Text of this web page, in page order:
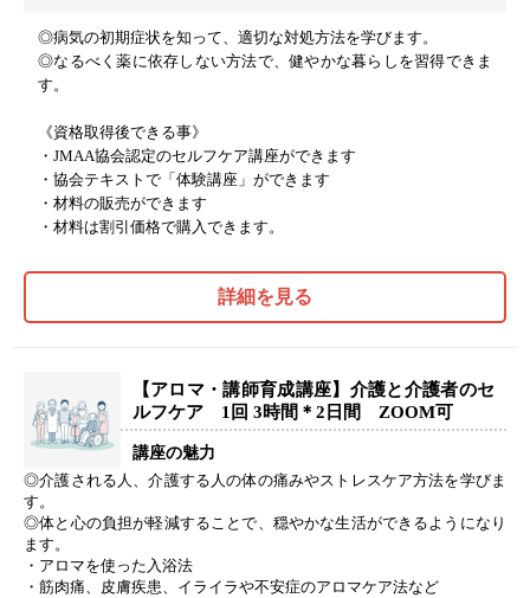
◎病気の初期症状を知って、適切な対処方法を学びます。
◎なるべく薬に依存しない方法で、健やかな暮らしを習得できま
す。
《資格取得後できる事》
・JMAA協会認定のセルフケア講座ができます
・協会テキストで「体験講座」ができます
・材料の販売ができます
・材料は割引価格で購入できます。
詳細を見る
【アロマ・講師育成講座】介護と介護者のセ
ルフケア 1回 3時間＊2日間 ZOOM可
講座の魅力
◎介護される人、介護する人の体の痛みやストレスケア方法を学びま
す。
◎体と心の負担が軽減することで、穏やかな生活ができるようになり
ます。
・アロマを使った入浴法
・筋肉痛、皮膚疾患、イライラや不安症のアロマケア法など